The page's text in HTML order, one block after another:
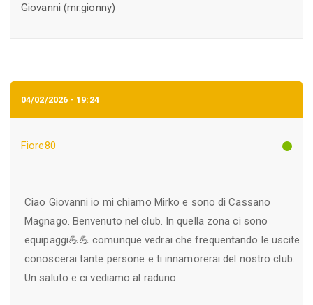
Giovanni (mr.gionny)
04/02/2026 - 19:24
Fiore80
Ciao Giovanni io mi chiamo Mirko e sono di Cassano
Magnago. Benvenuto nel club. In quella zona ci sono
equipaggi💪💪 comunque vedrai che frequentando le uscite
conoscerai tante persone e ti innamorerai del nostro club.
Un saluto e ci vediamo al raduno